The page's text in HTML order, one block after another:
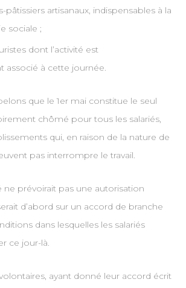
pâtissiers artisanaux, indispensables à la
sociale ;
dont l’activité est
associé à cette journée.
que le 1er mai constitue le seul
chômé pour tous les salariés,
qui, en raison de la nature de
pas interrompre le travail.
ne prévoirait pas une autorisation
d’abord sur un accord de branche
dans lesquelles les salariés
ce jour-là.
ayant donné leur accord écrit